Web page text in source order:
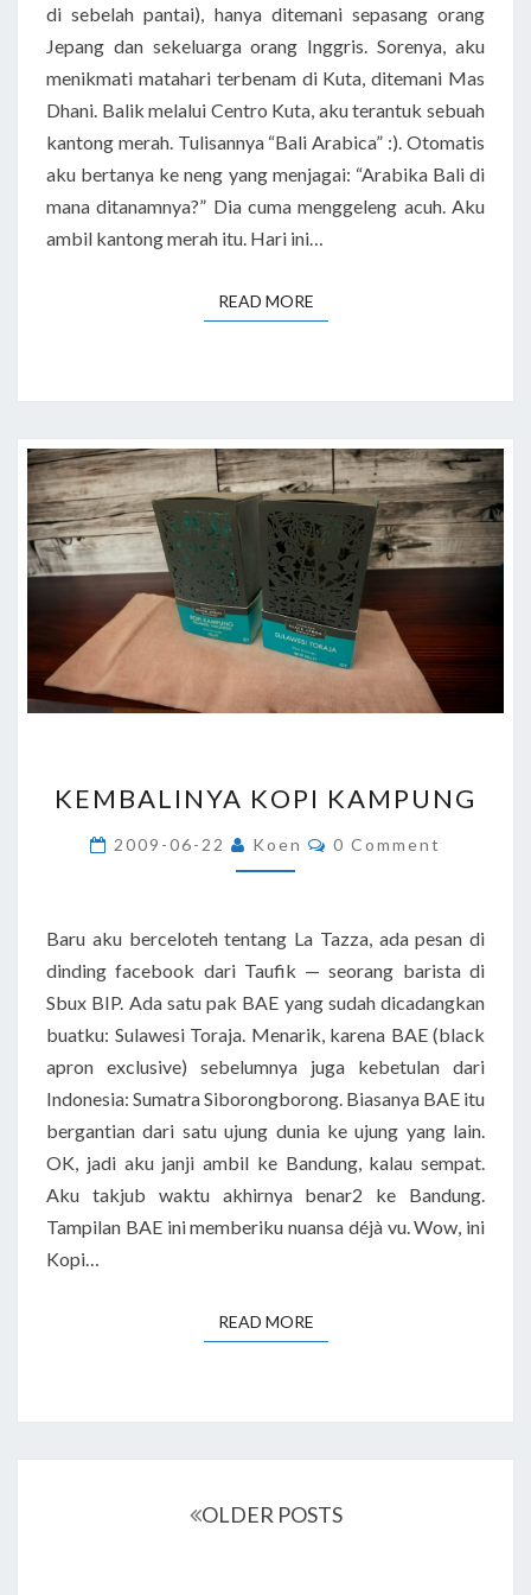
di sebelah pantai), hanya ditemani sepasang orang
Jepang dan sekeluarga orang Inggris. Sorenya, aku
menikmati matahari terbenam di Kuta, ditemani Mas
Dhani. Balik melalui Centro Kuta, aku terantuk sebuah
kantong merah. Tulisannya “Bali Arabica” :). Otomatis
aku bertanya ke neng yang menjagai: “Arabika Bali di
mana ditanamnya?” Dia cuma menggeleng acuh. Aku
ambil kantong merah itu. Hari ini…
READ MOREREAD MORE
KOPI
KAMPUNG
KEMBALINYA KOPI KAMPUNG
2009-06-22 Koen Comments
0 Comment
Baru aku berceloteh tentang La Tazza, ada pesan di
dinding facebook dari Taufik — seorang barista di
Sbux BIP. Ada satu pak BAE yang sudah dicadangkan
buatku: Sulawesi Toraja. Menarik, karena BAE (black
apron exclusive) sebelumnya juga kebetulan dari
Indonesia: Sumatra Siborongborong. Biasanya BAE itu
bergantian dari satu ujung dunia ke ujung yang lain.
OK, jadi aku janji ambil ke Bandung, kalau sempat.
Aku takjub waktu akhirnya benar2 ke Bandung.
Tampilan BAE ini memberiku nuansa déjà vu. Wow, ini
Kopi…
READ MOREREAD MORE
OLDER POSTS